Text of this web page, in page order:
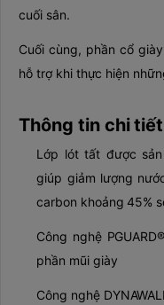
cuối sân.
Cuối cùng, phần cổ
hỗ trợ khi thực hiện
Thông tin chi tiết
Lớp lót tất được
giúp giảm lượng
carbon khoảng 45%
Công nghệ
phần mũi giày
Công nghệ